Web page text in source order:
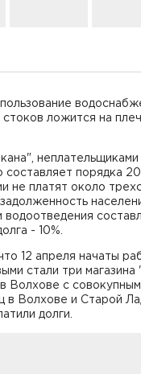
ложится на
составляет порядка
не платят около
водоотведения
- 10%.
12 апреля начаты
стали три магазина
Волхове с совокупным
Волхове и Старой
долги.